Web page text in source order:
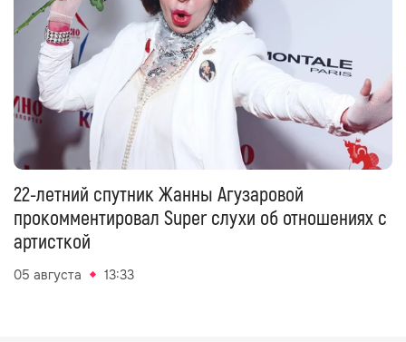
22-летний спутник Жанны Агузаровой
прокомментировал Super слухи об отношениях с
артисткой
05 августа 13:33